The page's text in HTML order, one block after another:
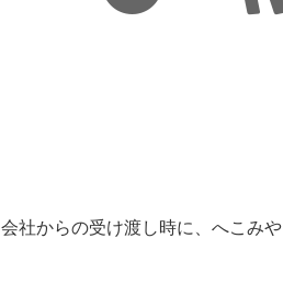
社からの受け渡し時に、へこみや